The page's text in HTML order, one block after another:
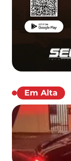
Em Alta